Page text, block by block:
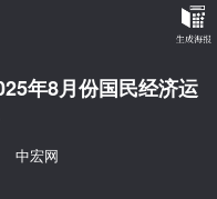
年8月份国民经济运
中宏网